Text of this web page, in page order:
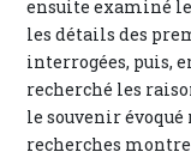
ensuite examiné
les détails des
interrogées, puis,
recherché les
le souvenir
recherches